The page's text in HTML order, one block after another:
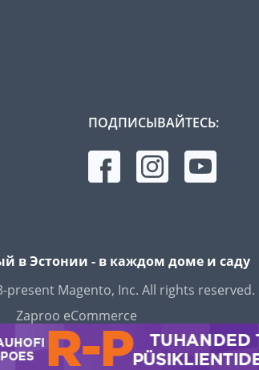
ПОДПИСЫВАЙТЕСЬ:
в Эстонии - в каждом доме и саду
present Magento, Inc. All rights reserved.
Zaproo eCommerce